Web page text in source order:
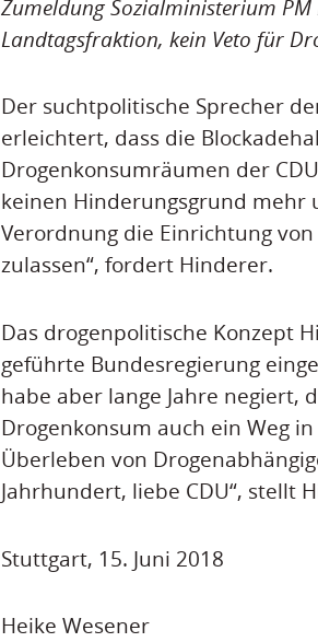
Zumeldung Sozialministerium
Landtagsfraktion, kein Veto für
Der suchtpolitische Sprecher
erleichtert, dass die
Drogenkonsumräumen der
keinen Hinderungsgrund mehr
Verordnung die Einrichtung
zulassen“, fordert Hinderer.
Das drogenpolitische Konzept
geführte Bundesregierung
habe aber lange Jahre
Drogenkonsum auch ein Weg
Überleben von
Jahrhundert, liebe CDU“, stellt
Stuttgart, 15. Juni 2018
Heike Wesener